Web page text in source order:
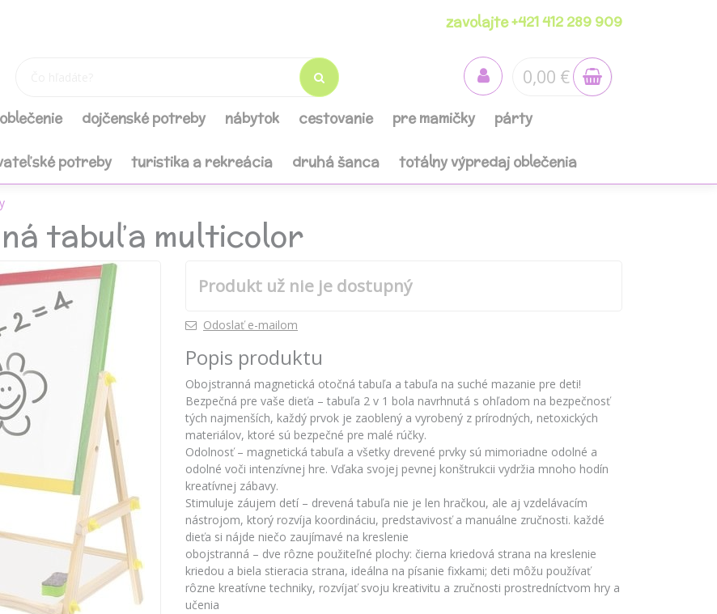
zavolajte +421 412 289 909
0,00 €
dojčenské potreby nábytok cestovanie pre mamičky párty
potreby turistika a rekreácia druhá šanca totálny výpredaj oblečenia
tabuľa multicolor
Produkt už nie je dostupný
Odoslať e-mailom
Popis produktu
Obojstranná magnetická otočná tabuľa a tabuľa na suché mazanie pre deti!
Bezpečná pre vaše dieťa – tabuľa 2 v 1 bola navrhnutá s ohľadom na bezpečnosť
tých najmenších, každý prvok je zaoblený a vyrobený z prírodných, netoxických
materiálov, ktoré sú bezpečné pre malé rúčky.
Odolnosť – magnetická tabuľa a všetky drevené prvky sú mimoriadne odolné a
odolné voči intenzívnej hre. Vďaka svojej pevnej konštrukcii vydržia mnoho hodín
kreatívnej zábavy.
Stimuluje záujem detí – drevená tabuľa nie je len hračkou, ale aj vzdelávacím
nástrojom, ktorý rozvíja koordináciu, predstavivosť a manuálne zručnosti. každé
dieťa si nájde niečo zaujímavé na kreslenie
obojstranná – dve rôzne použiteľné plochy: čierna kriedová strana na kreslenie
kriedou a biela stieracia strana, ideálna na písanie fixkami; deti môžu používať
rôzne kreatívne techniky, rozvíjať svoju kreativitu a zručnosti prostredníctvom hry a
učenia